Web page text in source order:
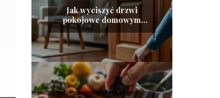
Jak wyciszyć drzwi
pokojowe domowym
sposobem?